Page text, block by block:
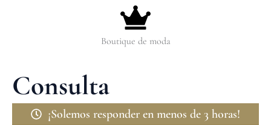
Boutique de moda
Consulta
¡Solemos responder en menos de 3 horas!